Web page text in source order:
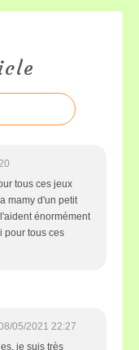
tous ces jeux
mamy d'un petit
énormément
pour tous ces
05/2021 22:27
je suis très